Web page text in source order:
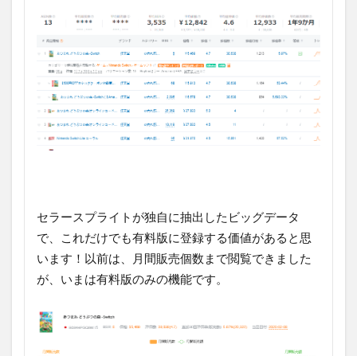
セラースプライトが独自に抽出したビッグデータ
で、これだけでも有料版に登録する価値があると思
います！以前は、月間販売個数まで閲覧できました
が、いまは有料版のみの機能です。